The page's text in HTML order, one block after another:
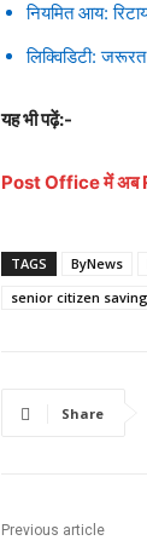
नियमित आय:
लिक्विडिटी:
यह भी पढ़ें:-
Post Office में अब
TAGS ByNews
senior citizen
Share
Previous article